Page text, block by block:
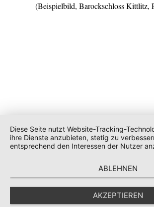
(Beispielbild, Barockschloss Kittlitz,
Diese Seite nutzt Website-Tracking-
ihre Dienste anzubieten, stetig zu
entsprechend den Interessen der Nutzer
ABLEHNEN
AKZEPTIEREN